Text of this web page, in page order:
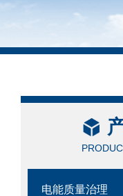
电能质量治理